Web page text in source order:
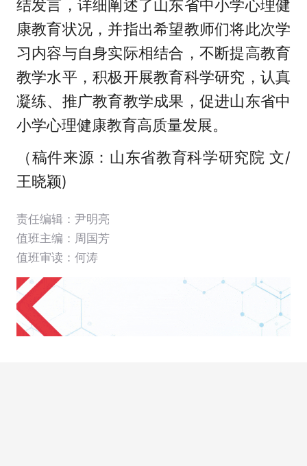
结发言，详细阐述了山东省中小学心理健
康教育状况，并指出希望教师们将此次学
习内容与自身实际相结合，不断提高教育
教学水平，积极开展教育科学研究，认真
凝练、推广教育教学成果，促进山东省中
小学心理健康教育高质量发展。
（稿件来源：山东省教育科学研究院 文/
王晓颖)
责任编辑：尹明亮
值班主编： 周国芳
值班审读：何涛